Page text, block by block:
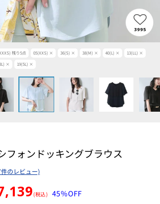
残り5点 05(XXS) × 36(S) × 38(M) × 40(L) × 13(LL) ×
× 19(5L) ×
3995
フォンドッキングブラウス
のレビュー)
(税込) 45%OFF